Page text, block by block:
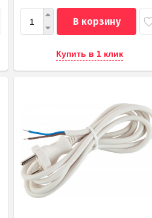
В корзину
Купить в 1 клик